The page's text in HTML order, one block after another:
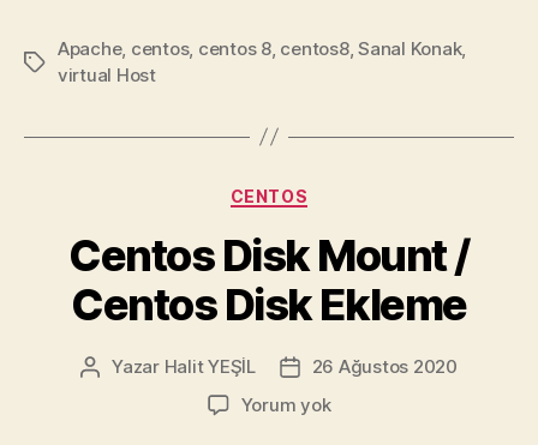
Etiketler
Apache, centos, centos 8, centos8,Sanal Konak,
virtual Host
Kategoriler
CENTOS
Centos Disk Mount /
Centos Disk Ekleme
Yazının
Yazar Halit YEŞİL
Yazı
tarihi
26 Ağustos 2020
Yorum yokCentos